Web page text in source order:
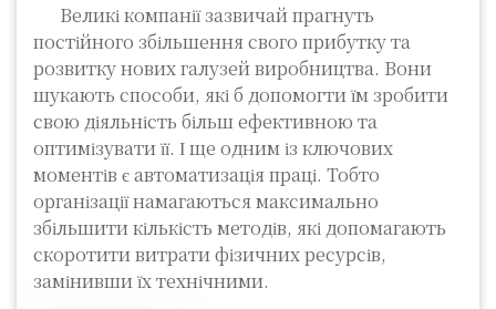
Великі компанії зазвичай прагнуть
постійного збільшення свого прибутку та
розвитку нових галузей виробництва. Вони
шукають способи, які б допомогти їм зробити
свою діяльність більш ефективною та
оптимізувати її. І ще одним із ключових
моментів є автоматизація праці. Тобто
організації намагаються максимально
збільшити кількість методів, які допомагають
скоротити витрати фізичних ресурсів,
замінивши їх технічними.